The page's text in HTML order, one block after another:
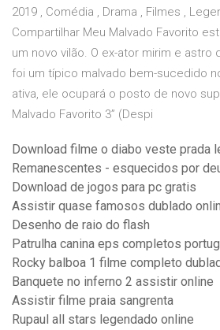
2019 , Comédia , Drama , Filmes ,
Compartilhar Meu Malvado Favorito
um novo vilão. O ex-ator mirim e astro
foi um típico malvado bem-sucedido
ativa, ele ocupará o posto de novo
Malvado Favorito 3” (Despi
Download filme o diabo veste prada
Remanescentes - esquecidos por
Download de jogos para pc gratis
Assistir quase famosos dublado
Desenho de raio do flash
Patrulha canina eps completos
Rocky balboa 1 filme completo
Banquete no inferno 2 assistir online
Assistir filme praia sangrenta
Rupaul all stars legendado online